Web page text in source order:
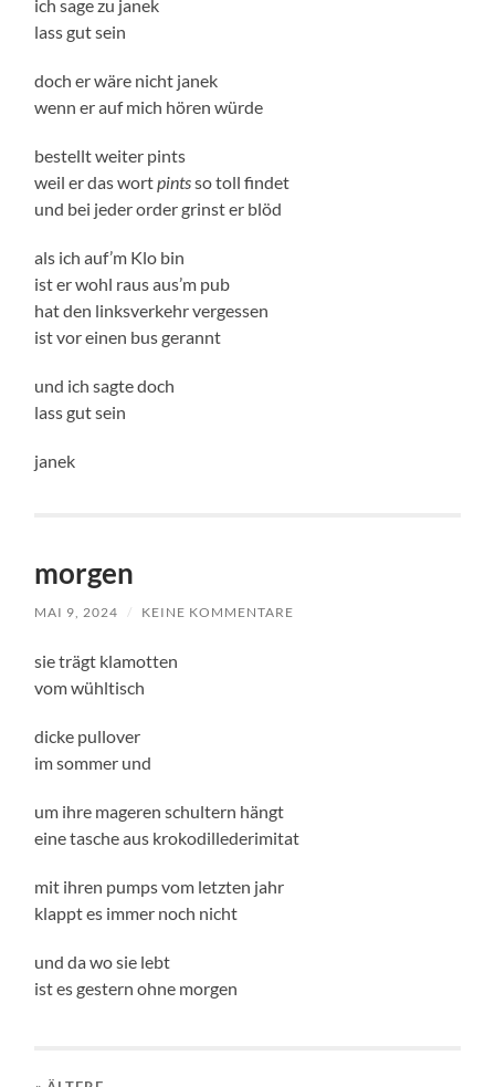
ich sage zu janek
lass gut sein
doch er wäre nicht janek
wenn er auf mich hören würde
bestellt weiter pints
weil er das wortpintsso toll findet
und bei jeder order grinst er blöd
als ich auf’m Klo bin
ist er wohl raus aus’m pub
hat den linksverkehr vergessen
ist vor einen bus gerannt
und ich sagte doch
lass gut sein
janek
morgen
MAI 9, 2024 / KEINE KOMMENTARE
sie trägt klamotten
vom wühltisch
dicke pullover
im sommer und
um ihre mageren schultern hängt
eine tasche aus krokodillederimitat
mit ihren pumps vom letzten jahr
klappt es immer noch nicht
und da wo sie lebt
ist es gestern ohne morgen